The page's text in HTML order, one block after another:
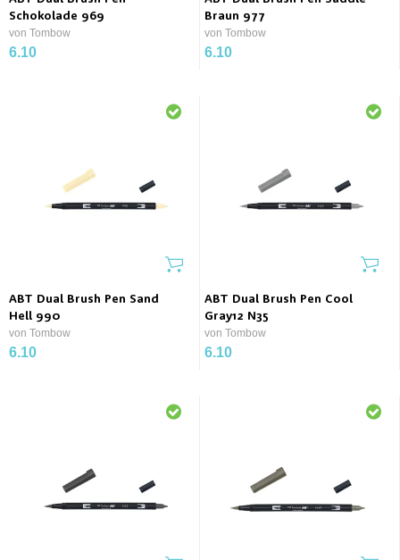
Schokolade 969
von Tombow
6.10
Braun 977
von Tombow
6.10
ABT Dual Brush Pen Sand
Hell 990
von Tombow
6.10
ABT Dual Brush Pen Cool
Gray12 N35
von Tombow
6.10